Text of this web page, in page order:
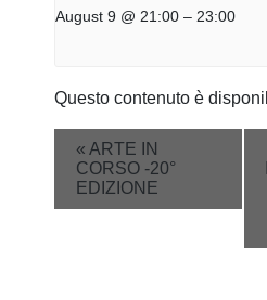
August 9 @ 21:00 – 23:00
Questo contenuto è
Event
Navigation
« ARTE IN
CORSO -20°
EDIZIONE